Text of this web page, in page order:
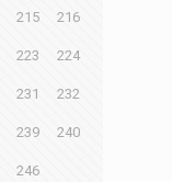
215 216
223 224
231 232
239 240
246